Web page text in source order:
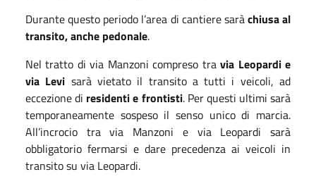
Durante questo periodo l’area di cantiere saràchiusa al
transito, anche pedonale.
Nel tratto di via Manzoni compreso travia Leopardi e
via Levi sarà vietato il transito a tutti i veicoli, ad
eccezione di residenti e frontisti. Per questi ultimi sarà
temporaneamente sospeso il senso unico di marcia.
All’incrocio tra via Manzoni e via Leopardi sarà
obbligatorio fermarsi e dare precedenza ai veicoli in
transito su via Leopardi.